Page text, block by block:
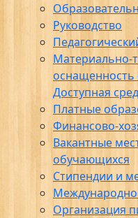
Руководство
Материально-
оснащенность
Доступная
Платные
Финансово-
Вакантные
обучающихся
Стипендии и
Организация